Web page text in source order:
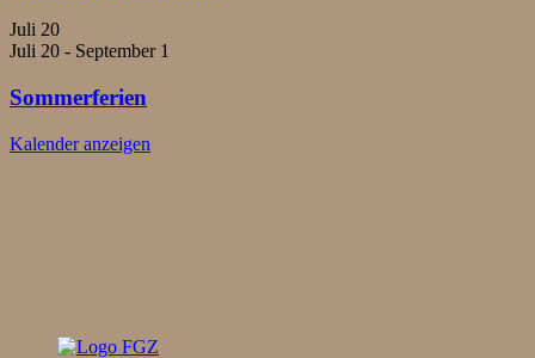
Juli 20
Juli 20 - September 1
Sommerferien
Kalender anzeigen